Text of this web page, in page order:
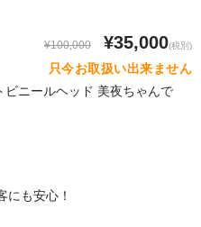
¥100,000 ¥35,000(税別)
只今お取扱い出来ません
ニールヘッド 美夜ちゃんで
も安心！